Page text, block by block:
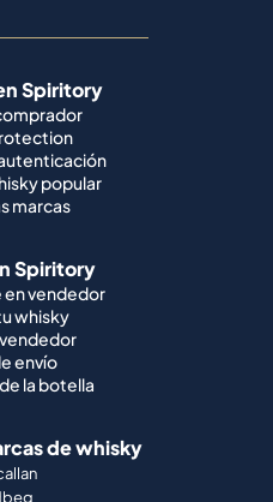
Spiritory
popular
marcas
Spiritory
vendedor
whisky
envío
la botella
de whisky